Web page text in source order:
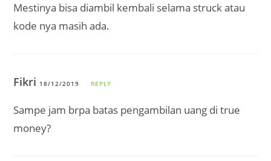
Mestinya bisa diambil kembali selama struck atau
kode nya masih ada.
Fikri 18/12/2019 REPLY
Sampe jam brpa batas pengambilan uang di true
money?